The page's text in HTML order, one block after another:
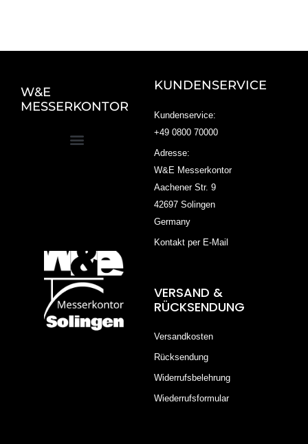
W&E
MESSERKONTOR
KUNDENSERVICE
Kundenservice:
+49 0800 70000
Adresse:
W&E Messerkontor
Aachener Str. 9
42697 Solingen
Germany
Kontakt per E-Mail
VERSAND &
RÜCKSENDUNG
Versandkosten
Rücksendung
Widerrufsbelehrung
Wiederrufsformular